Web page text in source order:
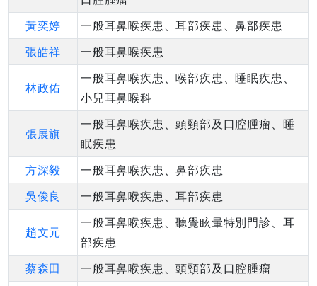
黃奕婷
一般耳鼻喉疾患、耳部疾患、鼻部疾患
張皓祥
一般耳鼻喉疾患
林政佑
一般耳鼻喉疾患、喉部疾患、睡眠疾患、
小兒耳鼻喉科
張展旗
一般耳鼻喉疾患、頭頸部及口腔腫瘤、睡
眠疾患
方深毅
一般耳鼻喉疾患、鼻部疾患
吳俊良
一般耳鼻喉疾患、耳部疾患
趙文元
一般耳鼻喉疾患、聽覺眩暈特別門診、耳
部疾患
蔡森田
一般耳鼻喉疾患、頭頸部及口腔腫瘤